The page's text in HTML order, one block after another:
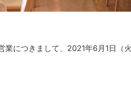
業につきまして、2021年6月1日